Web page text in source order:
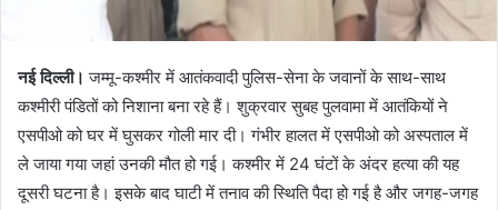
नई दिल्ली। जम्मू-कश्मीर में आतंकवादी पुलिस-सेना के जवानों के साथ-साथ
कश्मीरी पंडितों को निशाना बना रहे हैं। शुक्रवार सुबह पुलवामा में आतंकियों ने
एसपीओ को घर में घुसकर गोली मार दी। गंभीर हालत में एसपीओ को अस्पताल में
ले जाया गया जहां उनकी मौत हो गई। कश्मीर में 24 घंटों के अंदर हत्या की यह
दूसरी घटना है। इसके बाद घाटी में तनाव की स्थिति पैदा हो गई है और जगह-जगह